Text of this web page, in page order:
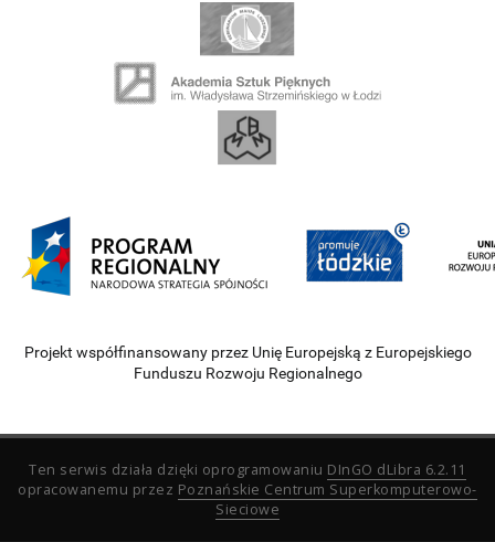
Projekt współfinansowany przez Unię Europejską z Europejskiego
Funduszu Rozwoju Regionalnego
Ten serwis działa dzięki oprogramowaniu DInGO dLibra 6.2.11
opracowanemu przez Poznańskie Centrum Superkomputerowo-
Sieciowe